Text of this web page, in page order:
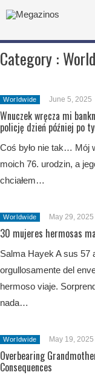
Category :
Worldwide June 5, 2025
Wnuczek wręcza mi
policję dzień później po
Coś było nie tak… Mój
moich 76. urodzin, a
chciałem…
Worldwide May 29, 2025
30 mujeres hermosas
Salma Hayek A sus 57
orgullosamente del
hermoso viaje.
nada…
Worldwide May 19, 2025
Overbearing
Consequences